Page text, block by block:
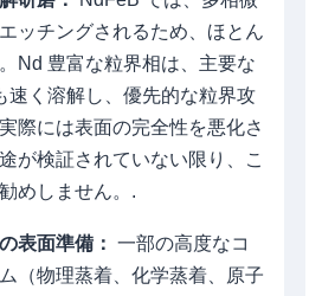
ッチングされるため、ほとん
Nd 豊富な粒界相は、主要な
速く溶解し、優先的な粒界攻
際には表面の完全性を悪化さ
が検証されていない限り、こ
めしません。.
表面準備： 一部の高度なコ
（物理蒸着、化学蒸着、原子